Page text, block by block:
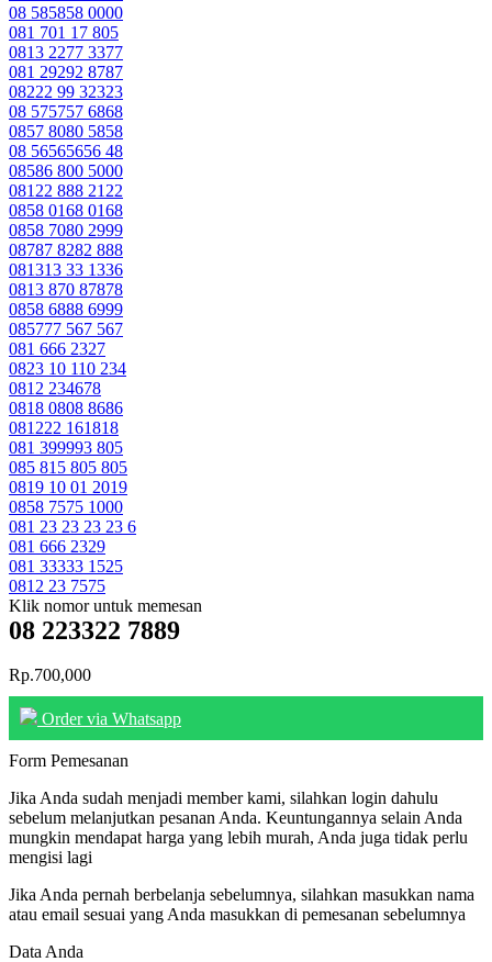
08 585858 0000
081 701 17 805
0813 2277 3377
081 29292 8787
08222 99 32323
08 575757 6868
0857 8080 5858
08 56565656 48
08586 800 5000
08122 888 2122
0858 0168 0168
0858 7080 2999
08787 8282 888
081313 33 1336
0813 870 87878
0858 6888 6999
085777 567 567
081 666 2327
0823 10 110 234
0812 234678
0818 0808 8686
081222 161818
081 399993 805
085 815 805 805
0819 10 01 2019
0858 7575 1000
081 23 23 23 23 6
081 666 2329
081 33333 1525
0812 23 7575
Klik nomor untuk memesan
08 223322 7889
Rp.700,000
Order via Whatsapp
Form Pemesanan
Jika Anda sudah menjadi member kami, silahkan login dahulu
sebelum melanjutkan pesanan Anda. Keuntungannya selain Anda
mungkin mendapat harga yang lebih murah, Anda juga tidak perlu
mengisi lagi
Jika Anda pernah berbelanja sebelumnya, silahkan masukkan nama
atau email sesuai yang Anda masukkan di pemesanan sebelumnya
Data Anda